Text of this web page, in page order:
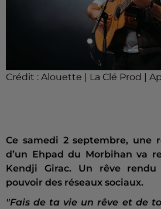
Crédit : Alouette | La Clé Prod |
Ce samedi 2 septembre, une
d’un Ehpad du Morbihan va
Kendji Girac. Un rêve
pouvoir des réseaux sociaux.
"Fais de ta vie un rêve et de